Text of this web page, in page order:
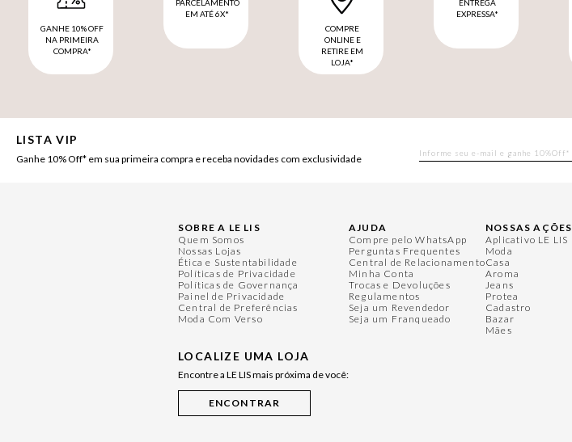
GANHE 10% OFF
NA PRIMEIRA
COMPRA*
PARCELAMENTO
EM ATÉ 6X*
COMPRE
ONLINE E
RETIRE EM
LOJA*
ENTREGA
EXPRESSA*
LISTA VIP
Ganhe 10% Off* em sua primeira compra e receba novidades com exclusividade
SOBRE A LE LIS
Quem Somos
Nossas Lojas
Ética e Sustentabilidade
Políticas de Privacidade
Políticas de Governança
Painel de Privacidade
Central de Preferências
Moda Com Verso
LOCALIZE UMA LOJA
Encontre a LE LIS mais próxima de você:
AJUDA
Compre pelo WhatsApp
Perguntas Frequentes
Central de Relacionamento
Minha Conta
Trocas e Devoluções
Regulamentos
Seja um Revendedor
Seja um Franqueado
NOSSAS AÇÕES
Aplicativo LE LIS
Moda
Casa
Aroma
Jeans
Protea
Cadastro
Bazar
Mães